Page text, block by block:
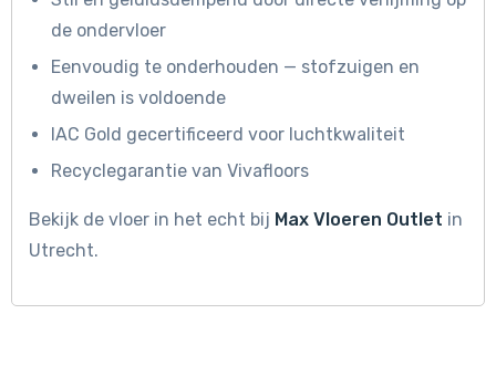
de ondervloer
Eenvoudig te onderhouden — stofzuigen en
dweilen is voldoende
IAC Gold gecertificeerd voor luchtkwaliteit
Recyclegarantie van Vivafloors
Bekijk de vloer in het echt bij Max Vloeren Outlet in
Utrecht.